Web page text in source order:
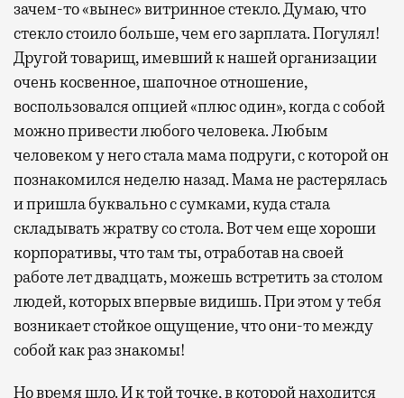
зачем-то «вынес» витринное стекло. Думаю, что
стекло стоило больше, чем его зарплата. Погулял!
Другой товарищ, имевший к нашей организации
очень косвенное, шапочное отношение,
воспользовался опцией «плюс один», когда с собой
можно привести любого человека. Любым
человеком у него стала мама подруги, с которой он
познакомился неделю назад. Мама не растерялась
и пришла буквально с сумками, куда стала
складывать жратву со стола. Вот чем еще хороши
корпоративы, что там ты, отработав на своей
работе лет двадцать, можешь встретить за столом
людей, которых впервые видишь. При этом у тебя
возникает стойкое ощущение, что они-то между
собой как раз знакомы!
Но время шло. И к той точке, в которой находится